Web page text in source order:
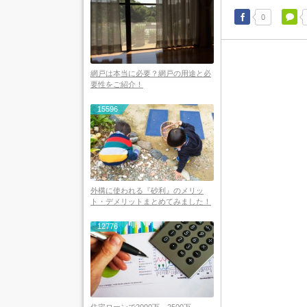
0
網戸は本当に必要？網戸の用途と必
要性をご紹介！
15596
外構に使われる『砂利』のメリッ
ト・デメリットまとめてみました！
12776